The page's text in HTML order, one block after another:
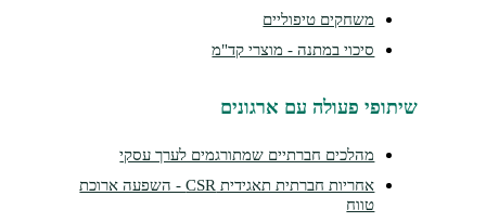
משחקים טיפוליים
סיכוי במתנה - מוצרי קד"מ
פעולה עם ארגונים
מהלכים חברתיים שמתורגמים לערך עסקי
אחריות חברתית תאגידית CSR - השפעה ארוכת